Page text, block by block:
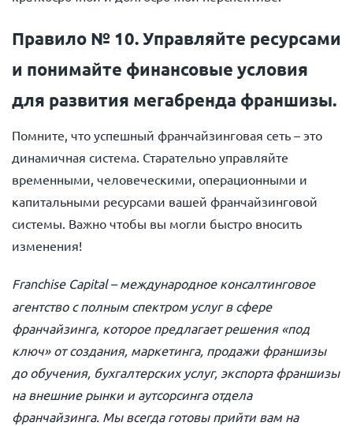
Правило № 10. Управляйте ресурсами
и понимайте финансовые условия
для развития мегабренда франшизы.
Помните, что успешный франчайзинговая сеть – это
динамичная система. Старательно управляйте
временными, человеческими, операционными и
капитальными ресурсами вашей франчайзинговой
системы. Важно чтобы вы могли быстро вносить
изменения!
Franchise Capital– международное консалтинговое
агентство с полным спектром услуг в сфере
франчайзинга, которое предлагает решения «под
ключ» от создания, маркетинга, продажи франшизы
до обучения, бухгалтерских услуг, экспорта франшизы
на внешние рынки и аутсорсинга отдела
франчайзинга. Мы всегда готовы прийти вам на